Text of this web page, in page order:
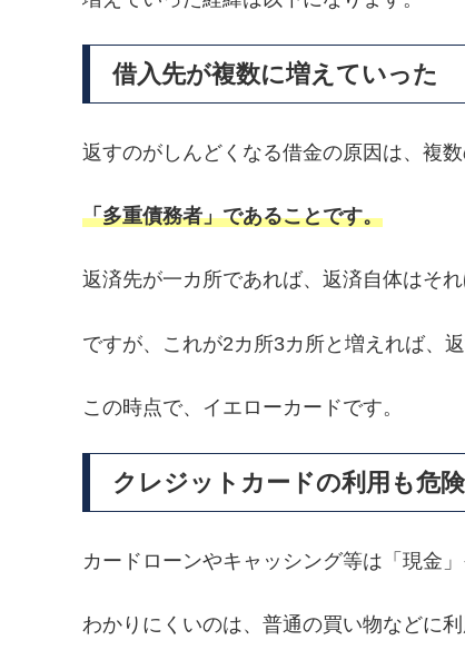
借入先が複数に増えていった
返すのがしんどくなる借金の原因は、複数
「多重債務者」であることです。
返済先が一カ所であれば、返済自体はそ
ですが、これが2カ所3カ所と増えれば、
この時点で、イエローカードです。
クレジットカードの利用も危険
カードローンやキャッシング等は「現金
わかりにくいのは、普通の買い物などに